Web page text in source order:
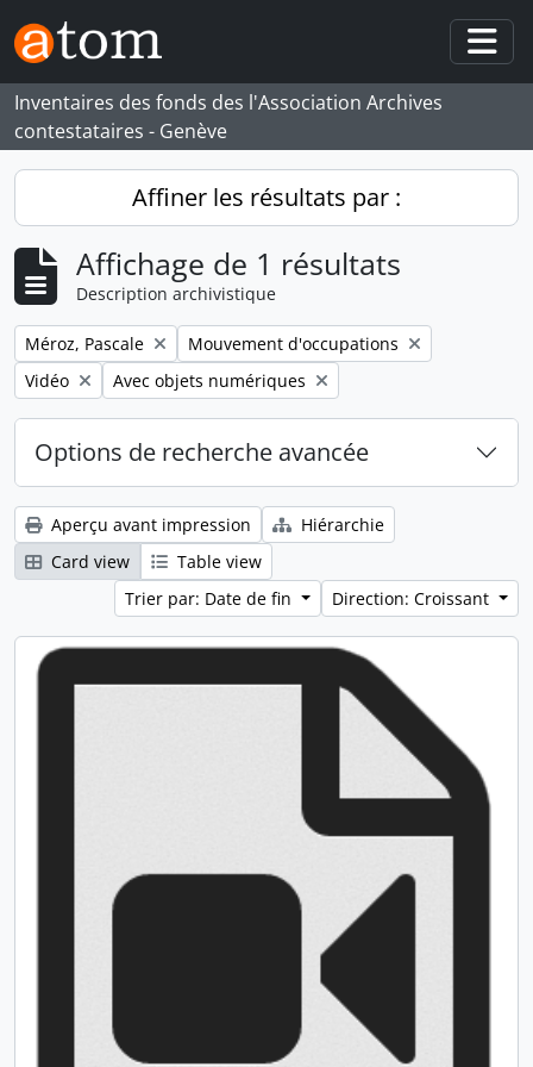
Skip to main content
Inventaires des fonds des l'Association Archives
contestataires - Genève
Affiner les résultats par :
Affichage de 1 résultats
Description archivistique
Remove filter:
Méroz, Pascale Remove filter:
Mouvement d'occupations
Remove filter:
Vidéo Remove filter:
Avec objets numériques
Options de recherche avancée
Aperçu avant impression
Hiérarchie
Card view
Table view
Trier par: Date de fin
Direction: Croissant